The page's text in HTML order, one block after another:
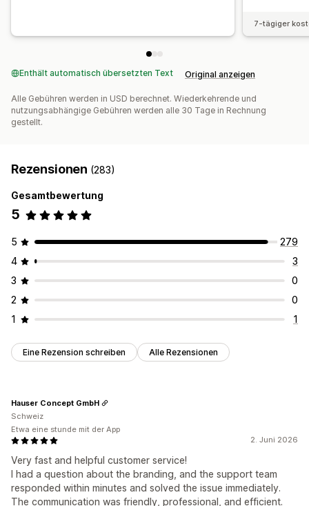
7-tägiger
Enthält automatisch übersetzten Text Original anzeigen
Alle Gebühren werden in USD berechnet. Wiederkehrende und
nutzungsabhängige Gebühren werden alle 30 Tage in Rechnung
gestellt.
Rezensionen (283)
Gesamtbewertung
5
5
279
4
3
3
0
2
0
1
1
Eine Rezension schreiben Alle Rezensionen
2. Juni 2026
Very fast and helpful customer service!
I had a question about the branding, and the support team
responded within minutes and solved the issue immediately.
The communication was friendly, professional, and efficient.
Hauser Concept GmbH
Schweiz
Etwa eine stunde mit der App